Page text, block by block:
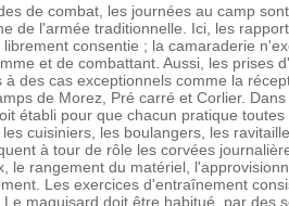
de combat, les journées au camp
de l'armée traditionnelle. Ici, les
consentie ; la camaraderie
et de combattant. Aussi, les prises
à des cas exceptionnels comme la
de Morez, Pré carré et Corlier.
établi pour que chacun pratique
cuisiniers, les boulangers, les
à tour de rôle les corvées
le rangement du matériel,
Les exercices d'entraînement
maquisard doit être habitué, par des